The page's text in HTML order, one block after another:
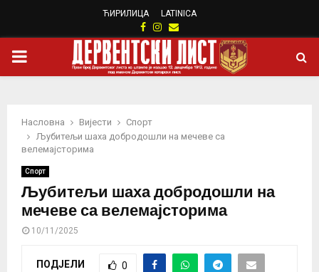
ЋИРИЛИЦА LATINICA
Facebook
Instagram
Email
PRIMARY
Насловна Вијести
Спорт
Љубитељи шаха добродошли на мечеве са
велемајсторима
Спорт
Љубитељи шаха добродошли на
мечеве са велемајсторима
10/11/2025
ПОДЈЕЛИ 0